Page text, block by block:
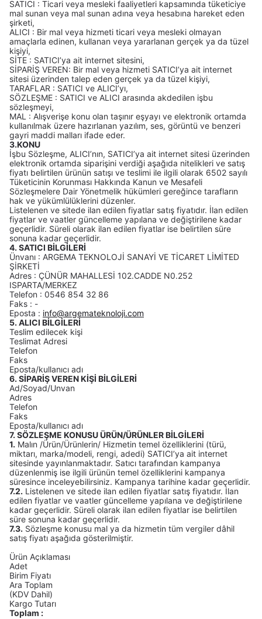
SATICI : Ticari veya mesleki faaliyetleri kapsamında tüketiciye
mal sunan veya mal sunan adına veya hesabına hareket eden
şirketi,
ALICI : Bir mal veya hizmeti ticari veya mesleki olmayan
amaçlarla edinen, kullanan veya yararlanan gerçek ya da tüzel
kişiyi,
SİTE : SATICI’ya ait internet sitesini,
SİPARİŞ VEREN: Bir mal veya hizmeti SATICI’ya ait internet
sitesi üzerinden talep eden gerçek ya da tüzel kişiyi,
TARAFLAR : SATICI ve ALICI’yı,
SÖZLEŞME : SATICI ve ALICI arasında akdedilen işbu
sözleşmeyi,
MAL : Alışverişe konu olan taşınır eşyayı ve elektronik ortamda
kullanılmak üzere hazırlanan yazılım, ses, görüntü ve benzeri
gayri maddi malları ifade eder.
3.KONU
İşbu Sözleşme, ALICI’nın, SATICI’ya ait internet sitesi üzerinden
elektronik ortamda siparişini verdiği aşağıda nitelikleri ve satış
fiyatı belirtilen ürünün satışı ve teslimi ile ilgili olarak 6502 sayılı
Tüketicinin Korunması Hakkında Kanun ve Mesafeli
Sözleşmelere Dair Yönetmelik hükümleri gereğince tarafların
hak ve yükümlülüklerini düzenler.
Listelenen ve sitede ilan edilen fiyatlar satış fiyatıdır. İlan edilen
fiyatlar ve vaatler güncelleme yapılana ve değiştirilene kadar
geçerlidir. Süreli olarak ilan edilen fiyatlar ise belirtilen süre
sonuna kadar geçerlidir.
4. SATICI BİLGİLERİ
Ünvanı : ARGEMA TEKNOLOJİ SANAYİ VE TİCARET LİMİTED
ŞİRKETİ
Adres : ÇÜNÜR MAHALLESİ 102.CADDE N0.252
ISPARTA/MERKEZ
Telefon : 0546 854 32 86
Faks : -
Eposta : info@argemateknoloji.com
5. ALICI BİLGİLERİ
Teslim edilecek kişi
Teslimat Adresi
Telefon
Faks
Eposta/kullanıcı adı
6. SİPARİŞ VEREN KİŞİ BİLGİLERİ
Ad/Soyad/Unvan
Adres
Telefon
Faks
Eposta/kullanıcı adı
7. SÖZLEŞME KONUSU ÜRÜN/ÜRÜNLER BİLGİLERİ
1. Malın /Ürün/Ürünlerin/ Hizmetin temel özelliklerini (türü,
miktarı, marka/modeli, rengi, adedi) SATICI’ya ait internet
sitesinde yayınlanmaktadır. Satıcı tarafından kampanya
düzenlenmiş ise ilgili ürünün temel özelliklerini kampanya
süresince inceleyebilirsiniz. Kampanya tarihine kadar geçerlidir.
7.2. Listelenen ve sitede ilan edilen fiyatlar satış fiyatıdır. İlan
edilen fiyatlar ve vaatler güncelleme yapılana ve değiştirilene
kadar geçerlidir. Süreli olarak ilan edilen fiyatlar ise belirtilen
süre sonuna kadar geçerlidir.
7.3. Sözleşme konusu mal ya da hizmetin tüm vergiler dâhil
satış fiyatı aşağıda gösterilmiştir.
Ürün Açıklaması
Adet
Birim Fiyatı
Ara Toplam
(KDV Dahil)
Kargo Tutarı
Toplam :